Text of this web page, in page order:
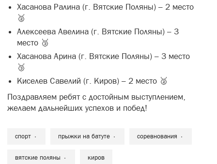
Хасанова Ралина (г. Вятские Поляны) – 2 место
🥈
Алексеева Авелина (г. Вятские Поляны) – 3
место 🥉
Хасанова Арина (г. Вятские Поляны) – 3 место
🥉
Киселев Савелий (г. Киров) – 2 место 🥈
Поздравляем ребят с достойным выступлением,
желаем дальнейших успехов и побед!
спорт прыжки на батуте соревнования
вятские поляны киров